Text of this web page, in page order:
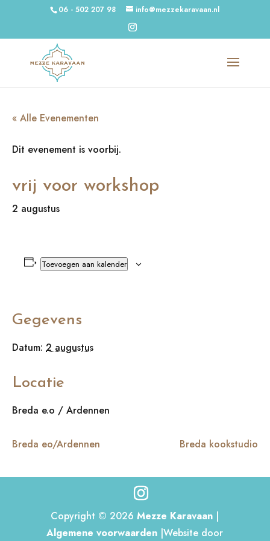
06 - 502 207 98 info@mezzekaravaan.nl
« Alle Evenementen
Dit evenement is voorbij.
vrij voor workshop
2 augustus
Toevoegen aan kalender
Gegevens
Datum: 2 augustus
Locatie
Breda e.o / Ardennen
Breda eo/Ardennen Breda kookstudio
Copyright © 2026Mezze Karavaan |
Algemene voorwaarden |Website door